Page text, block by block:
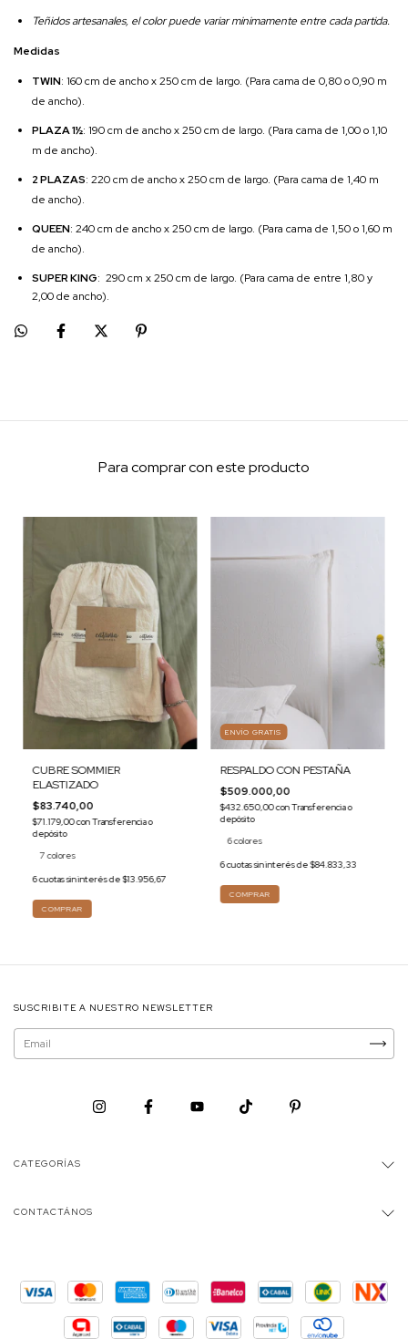
Teñidos artesanales, el color puede variar minimamente entre cada partida.
Medidas
TWIN: 160 cm de ancho x 250 cm de largo. (Para cama de 0,80 o 0,90 m
de ancho).
PLAZA 1½: 190 cm de ancho x 250 cm de largo. (Para cama de 1,00 o 1,10
m de ancho).
2 PLAZAS: 220 cm de ancho x 250 cm de largo. (Para cama de 1,40 m
de ancho).
QUEEN: 240 cm de ancho x 250 cm de largo. (Para cama de 1,50 o 1,60 m
de ancho).
SUPER KING: 290 cm x 250 cm de largo. (Para cama de entre 1,80 y
2,00 de ancho).
Para comprar con este producto
CUBRE SOMMIER
ELASTIZADO
$83.740,00
$71.179,00conTransferencia o
depósito
7 colores
6cuotas sin interés de$13.956,67
COMPRAR
ENVÍO GRATIS
RESPALDO CON PESTAÑA
$509.000,00
$432.650,00conTransferencia o
depósito
6 colores
6cuotas sin interés de$84.833,33
COMPRAR
SUSCRIBITE A NUESTRO NEWSLETTER
CATEGORÍAS
CONTACTÁNOS